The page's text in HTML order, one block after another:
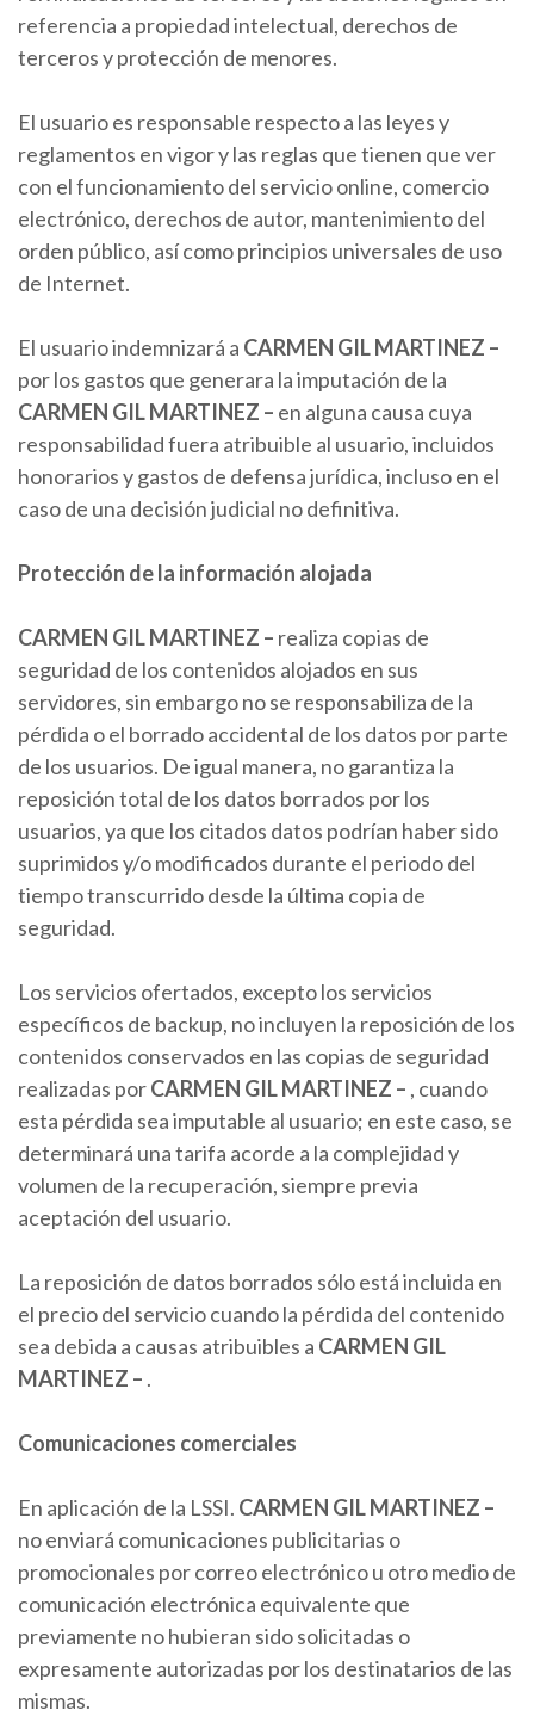
referencia a propiedad intelectual, derechos de
terceros y protección de menores.
El usuario es responsable respecto a las leyes y
reglamentos en vigor y las reglas que tienen que ver
con el funcionamiento del servicio online, comercio
electrónico, derechos de autor, mantenimiento del
orden público, así como principios universales de uso
de Internet.
El usuario indemnizará a CARMEN GIL MARTINEZ –
por los gastos que generara la imputación de la
CARMEN GIL MARTINEZ – en alguna causa cuya
responsabilidad fuera atribuible al usuario, incluidos
honorarios y gastos de defensa jurídica, incluso en el
caso de una decisión judicial no definitiva.
Protección de la información alojada
CARMEN GIL MARTINEZ – realiza copias de
seguridad de los contenidos alojados en sus
servidores, sin embargo no se responsabiliza de la
pérdida o el borrado accidental de los datos por parte
de los usuarios. De igual manera, no garantiza la
reposición total de los datos borrados por los
usuarios, ya que los citados datos podrían haber sido
suprimidos y/o modificados durante el periodo del
tiempo transcurrido desde la última copia de
seguridad.
Los servicios ofertados, excepto los servicios
específicos de backup, no incluyen la reposición de los
contenidos conservados en las copias de seguridad
realizadas porCARMEN GIL MARTINEZ – , cuando
esta pérdida sea imputable al usuario; en este caso, se
determinará una tarifa acorde a la complejidad y
volumen de la recuperación, siempre previa
aceptación del usuario.
La reposición de datos borrados sólo está incluida en
el precio del servicio cuando la pérdida del contenido
sea debida a causas atribuibles a CARMEN GIL
MARTINEZ – .
Comunicaciones comerciales
En aplicación de la LSSI. CARMEN GIL MARTINEZ –
no enviará comunicaciones publicitarias o
promocionales por correo electrónico u otro medio de
comunicación electrónica equivalente que
previamente no hubieran sido solicitadas o
expresamente autorizadas por los destinatarios de las
mismas.